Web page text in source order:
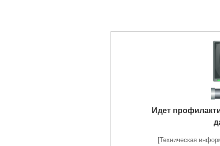
Идет
[Техническая